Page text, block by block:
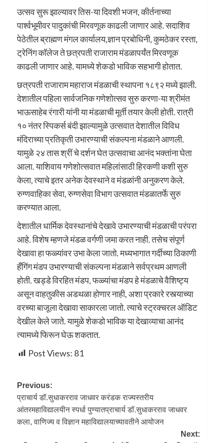
उत्सव सुरू झाल्यावर तिस-या दिवशी भजन, कीर्तनाच्या
पार्श्वभूमीवर पादुकांची मिरवणूक काढली जाणार आहे. सदाशिव
पेठेतील ब्राह्मण मंगल कार्यालय,ज्ञान प्रबोधिनी, कुमठेकर रस्ता,
ट्रेनिंग कॉलेज ते छत्रपती राजाराम मंडळापर्यंत मिरवणूक
काढली जाणार आहे. यामध्ये शेकडो भाविक सहभागी होतात.
छत्रपती राजाराम महाराज मंडळाची स्थापना १८९२ मध्ये झाली.
देशातील पहिला सार्वजनिक गणेशोत्सव सुरु करणा-या श्रीमंत
भाऊसाहेब रंगारी यांनी या मंडळाची मूर्ती तयार केली होती. रात्री
१० नंतर स्पिकर्स बंदी झाल्यामुळे उत्सवात देशातील विविध
मंदिराच्या प्रतिकृती उभारण्याची संकल्पना मंडळाने आणली.
यामुळे २४ तास श्रीं चे दर्शन घेत उत्सवाचा आनंद भक्तांना घेता
आला. याशिवाय गणेशोत्सवात महिलांसाठी हिरकणी कशी सुरु
केला, त्याचे इतर अनेक देवस्थाने व मंडळांनी अनुकरण केले.
रुग्णवाहिका सेवा, रुग्णसेवा विभाग उत्सवात मंडळातर्फे सुरु
करण्यात आला.
देशातील धार्मिक देवस्थानांचे देखावे उभारण्याची मंडळाची परंपरा
आहे. विशेष म्हणजे मंडळ वर्गणी जमा करत नाही. तसेच संपूर्ण
देखावा हा फळ्यांवर उभा केला जातो. मध्यभागात गर्दीच्या ठिकाणी
हँगिंग मंडप उभारण्याची संकल्पना मंडळाने सर्वप्रथम आणली
होती. खड्डे विरहित मंडप, फळ्यांचा मंडप हे मंडळाचे वैशिष्ट्य
असून वाहतुकीस अडथळा होणार नाही, अशा प्रकारे रस्त्याच्या
वरच्या बाजूला देखावा साकारला जातो. त्याचे स्ट्रक्चरल ऑडिट
देखील केले जाते. यामुळे शेकडो भाविक या देखाव्याचा आनंद
त्यामध्ये फिरून घेऊ शकतात.
Post Views: 81
Previous:
प्राचार्य डॉ.सुधाकरराव जाधवर करंडक राज्यस्तरीय
आंतरमहाविद्यालयीन स्पर्धा पुण्यातप्राचार्य डॉ.सुधाकरराव जाधवर
कला, वाणिज्य व विज्ञान महाविद्यालयाच्यावतीने आयोजन
Next: